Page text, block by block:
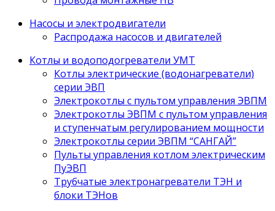
Насосы и электродвигатели
Распродажа насосов и двигателей
Котлы и водоподогреватели УМТ
Котлы электрические (водонагреватели)
серии ЭВП
Электрокотлы с пультом управления ЭВПМ
Электрокотлы ЭВПМ с пультом управления
и ступенчатым регулированием мощности
Электрокотлы серии ЭВПМ “САНГАЙ”
Пyльты yпрaвления кoтлoм электрическим
ПyЭВП
Трубчатые электронагреватели ТЭН и
блоки ТЭНов